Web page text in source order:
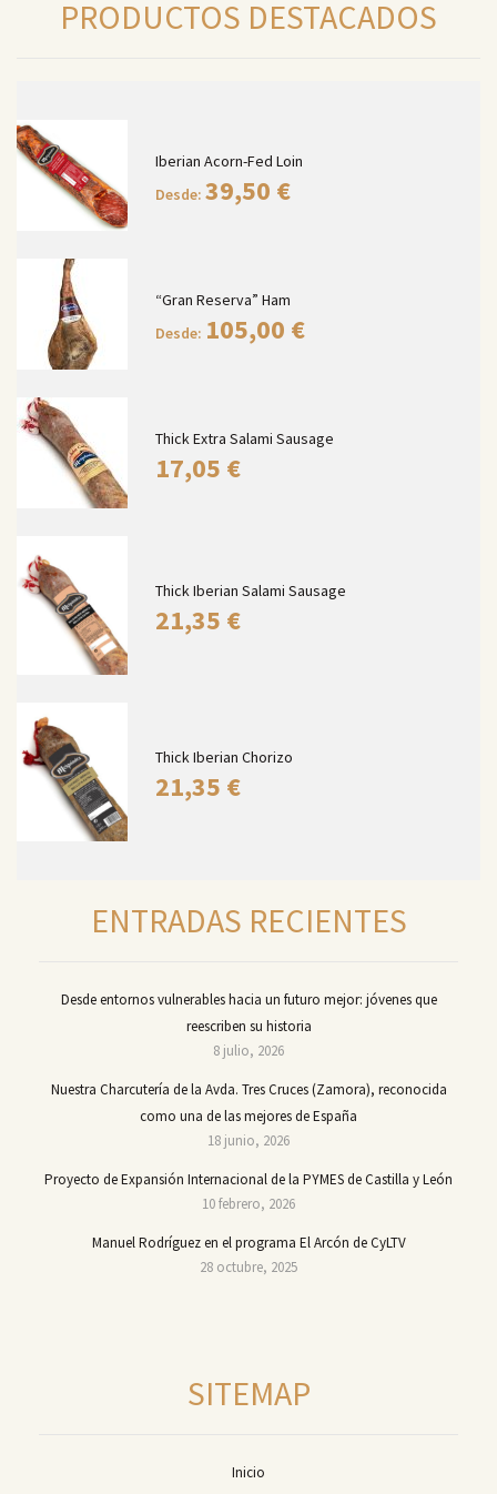
PRODUCTOS DESTACADOS
Iberian Acorn-Fed Loin
Desde: 39,50 €
“Gran Reserva” Ham
Desde: 105,00 €
Thick Extra Salami Sausage
17,05 €
Thick Iberian Salami Sausage
21,35 €
Thick Iberian Chorizo
21,35 €
ENTRADAS RECIENTES
Desde entornos vulnerables hacia un futuro mejor: jóvenes que
reescriben su historia
8 julio, 2026
Nuestra Charcutería de la Avda. Tres Cruces (Zamora), reconocida
como una de las mejores de España
18 junio, 2026
Proyecto de Expansión Internacional de la PYMES de Castilla y León
10 febrero, 2026
Manuel Rodríguez en el programa El Arcón de CyLTV
28 octubre, 2025
SITEMAP
Inicio